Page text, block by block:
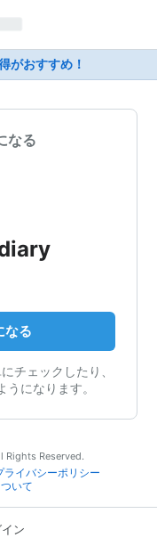
がおすすめ！
なる
なる
チェックしたり、
になります。
Rights Reserved.
ライバシーポリシー
いて
ン